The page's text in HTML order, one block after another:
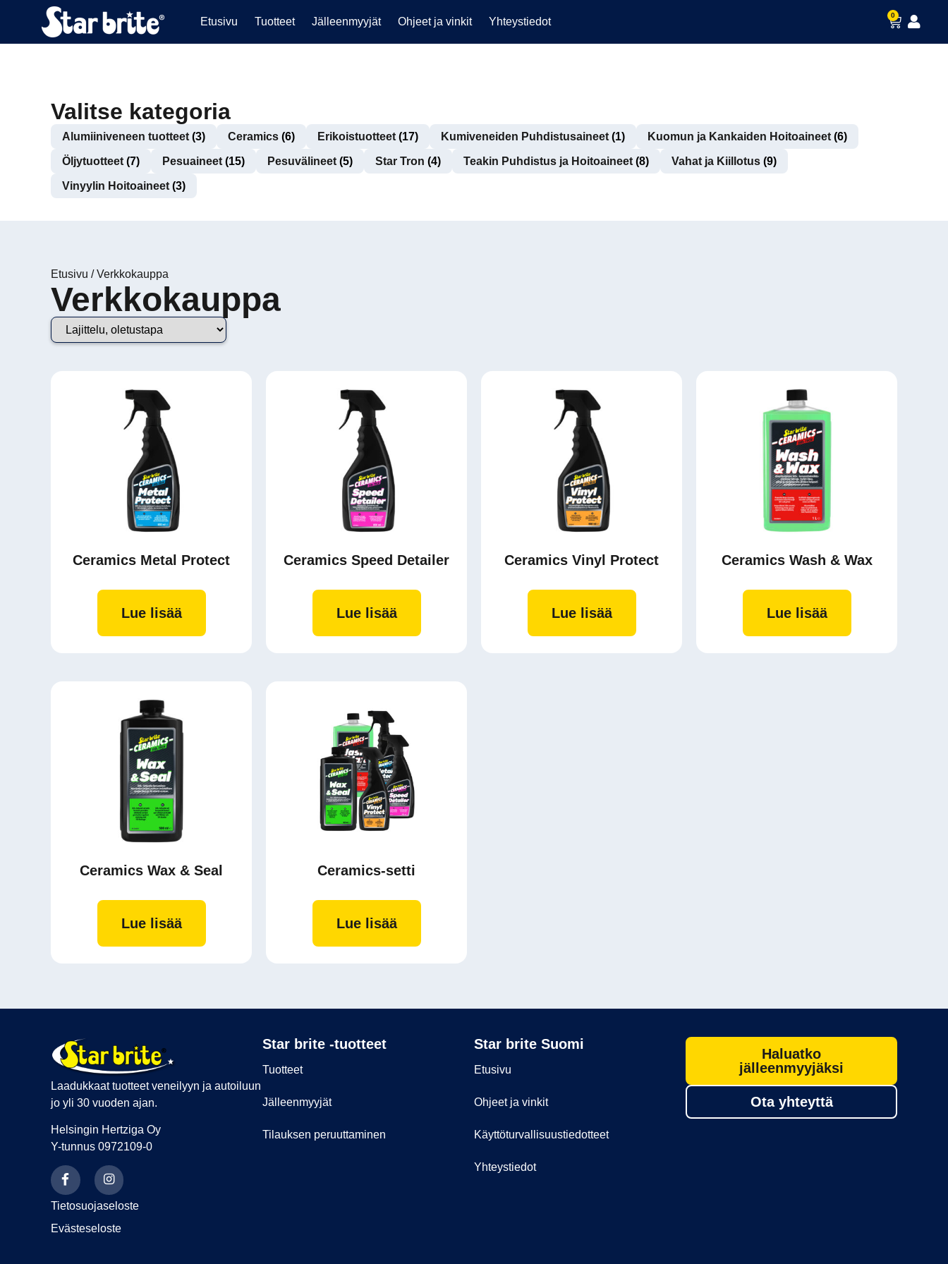
Etusivu Tuotteet Jälleenmyyjät Ohjeet ja vinkit Yhteystiedot
0
Valitse kategoria
Alumiiniveneen tuotteet (3) Ceramics (6) Erikoistuotteet (17) Kumiveneiden Puhdistusaineet (1) Kuomun ja Kankaiden Hoitoaineet (6)
Öljytuotteet (7) Pesuaineet (15) Pesuvälineet (5) Star Tron (4) Teakin Puhdistus ja Hoitoaineet (8) Vahat ja Kiillotus (9)
Vinyylin Hoitoaineet (3)
Etusivu /Verkkokauppa
Verkkokauppa
Ceramics Metal Protect
Lue lisää
Ceramics Speed Detailer
Lue lisää
Ceramics Vinyl Protect
Lue lisää
Ceramics Wash & Wax
Lue lisää
Ceramics Wax & Seal
Lue lisää
Ceramics-setti
Lue lisää
Laadukkaat tuotteet veneilyyn ja autoiluun
jo yli 30 vuoden ajan.
Helsingin Hertziga Oy
Y-tunnus 0972109-0
Tietosuojaseloste
Evästeseloste
Star brite -tuotteet
Tuotteet
Jälleenmyyjät
Tilauksen peruuttaminen
Star brite Suomi
Etusivu
Ohjeet ja vinkit
Käyttöturvallisuustiedotteet
Yhteystiedot
Haluatko
jälleenmyyjäksi
Ota yhteyttä